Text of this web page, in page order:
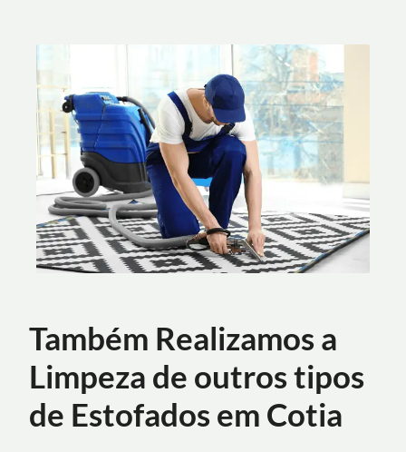
Também Realizamos a
Limpeza de outros tipos
de Estofados em Cotia